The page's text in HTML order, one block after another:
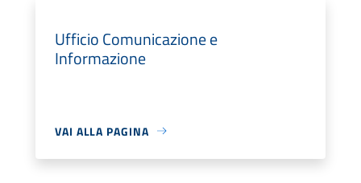
Ufficio Comunicazione e
Informazione
VAI ALLA PAGINA